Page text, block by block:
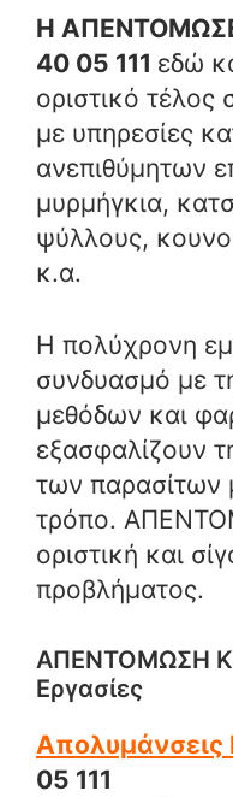
Η
40 05 111 εδώ
οριστικό
με υπηρεσίες
ανεπιθύμητων
μυρμήγκια,
ψύλλους,
κ.α.
Η πολύχρονη
συνδυασμό με
μεθόδων και
εξασφαλίζουν
των παρασίτων
τρόπο.
οριστική και
προβλήματος.
ΑΠΕΝΤΟΜΩΣΗ
Εργασίες
Απολυμάνσεις
05 111